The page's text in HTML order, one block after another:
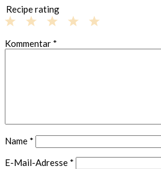
Recipe rating
Stars
Stars
Stars
Stars
Star
Kommentar *
Name *
E-Mail-Adresse *